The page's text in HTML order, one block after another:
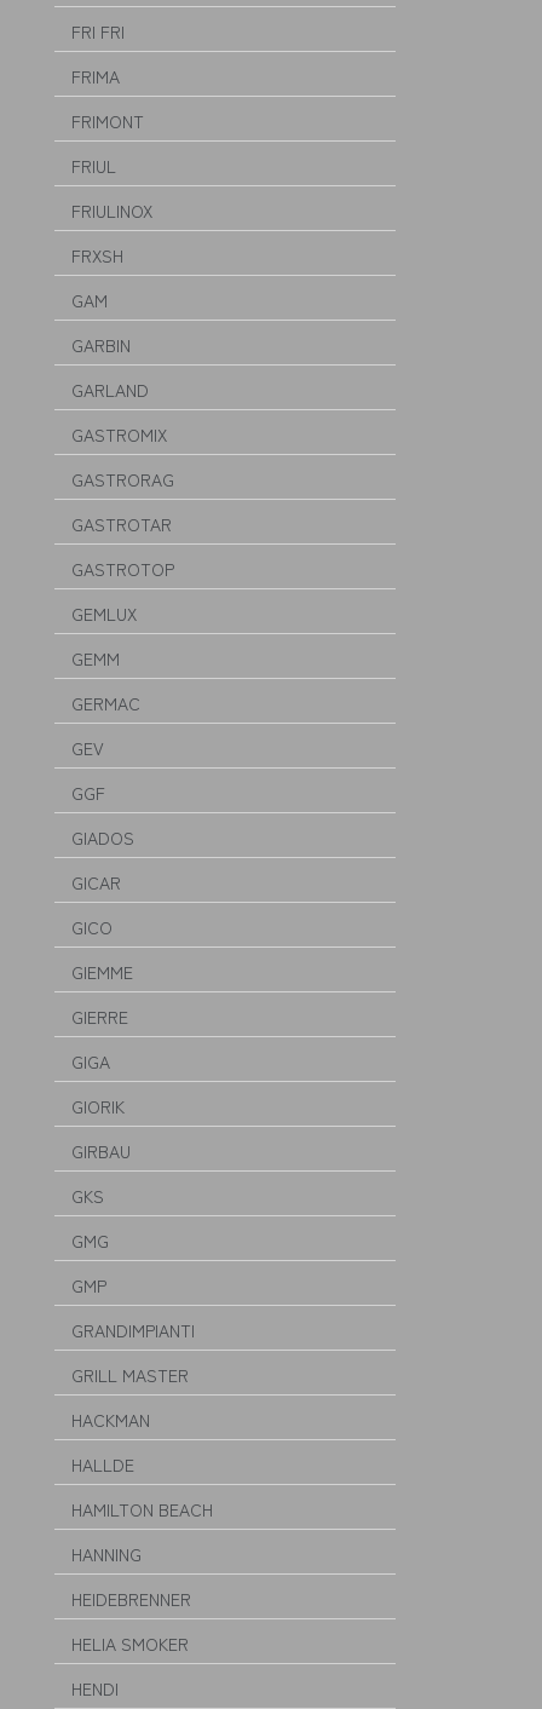
FRI FRI
FRIMA
FRIMONT
FRIUL
FRIULINOX
FRXSH
GAM
GARBIN
GARLAND
GASTROMIX
GASTRORAG
GASTROTAR
GASTROTOP
GEMLUX
GEMM
GERMAC
GEV
GGF
GIADOS
GICAR
GICO
GIEMME
GIERRE
GIGA
GIORIK
GIRBAU
GKS
GMG
GMP
GRANDIMPIANTI
GRILL MASTER
HACKMAN
HALLDE
HAMILTON BEACH
HANNING
HEIDEBRENNER
HELIA SMOKER
HENDI